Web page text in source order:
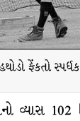
ફેંકતો સ્પર્ધક
વ્યાસ 102